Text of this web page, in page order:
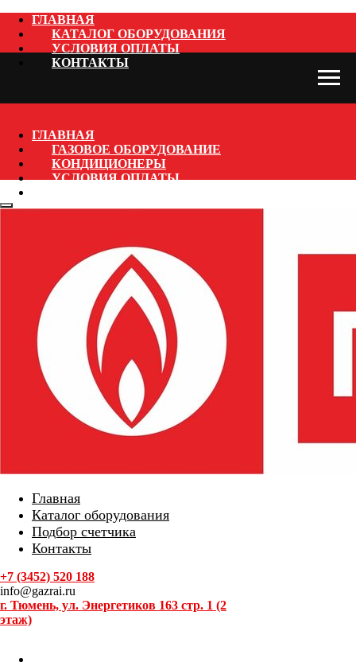
ГЛАВНАЯ
КАТАЛОГ ОБОРУДОВАНИЯ
УСЛОВИЯ ОПЛАТЫ
КОНТАКТЫ
ГЛАВНАЯ
ГАЗОВОЕ ОБОРУДОВАНИЕ
КОНДИЦИОНЕРЫ
УСЛОВИЯ ОПЛАТЫ
Главная
Каталог оборудования
Подбор счетчика
Контакты
+7 (3452) 520 188
info@gazrai.ru
г. Тюмень, ул. Энергетиков 163 стр. 1 (2
этаж)